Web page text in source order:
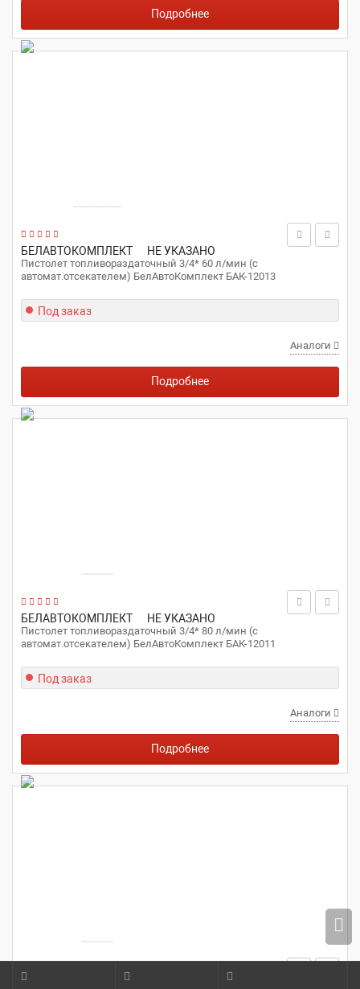
Подробнее
БЕЛАВТОКОМПЛЕКТ НЕ УКАЗАНО
Пистолет топливораздаточный 3/4* 60 л/мин (с
автомат.отсекателем) БелАвтоКомплект БАК-12013
Под заказ
Аналоги
Подробнее
БЕЛАВТОКОМПЛЕКТ НЕ УКАЗАНО
Пистолет топливораздаточный 3/4* 80 л/мин (с
автомат.отсекателем) БелАвтоКомплект БАК-12011
Под заказ
Аналоги
Подробнее